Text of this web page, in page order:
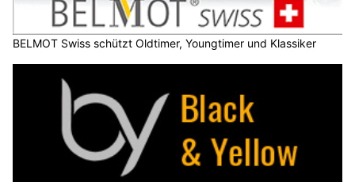
BELMOT Swiss schützt Oldtimer, Youngtimer und Klassiker